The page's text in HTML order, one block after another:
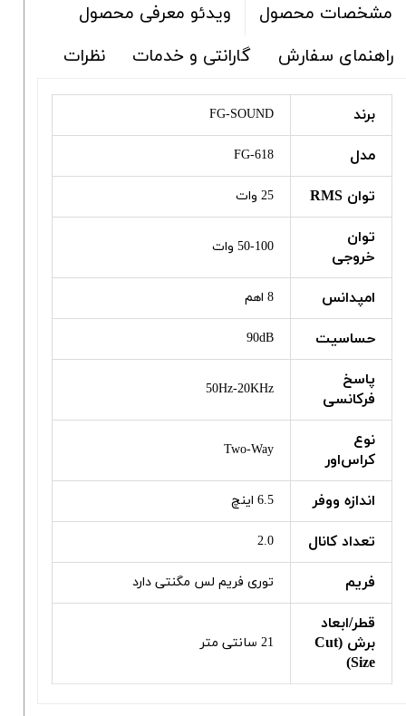
مشخصات محصول
ویدئو معرفی محصول
راهنمای سفارش
گارانتی و خدمات نظرات
برند FG-SOUND
مدل FG-618
توان RMS 25 وات
توان
خروجی
50-100 وات
امپدانس 8 اهم
حساسیت 90dB
پاسخ
فرکانسی
50Hz-20KHz
نوع
کراس‌اور
Two-Way
اندازه ووفر 6.5 اینچ
تعداد کانال 2.0
فریم توری فریم لس مگنتی دارد
قطر/ابعاد
برش (Cut
Size)
21 سانتی متر